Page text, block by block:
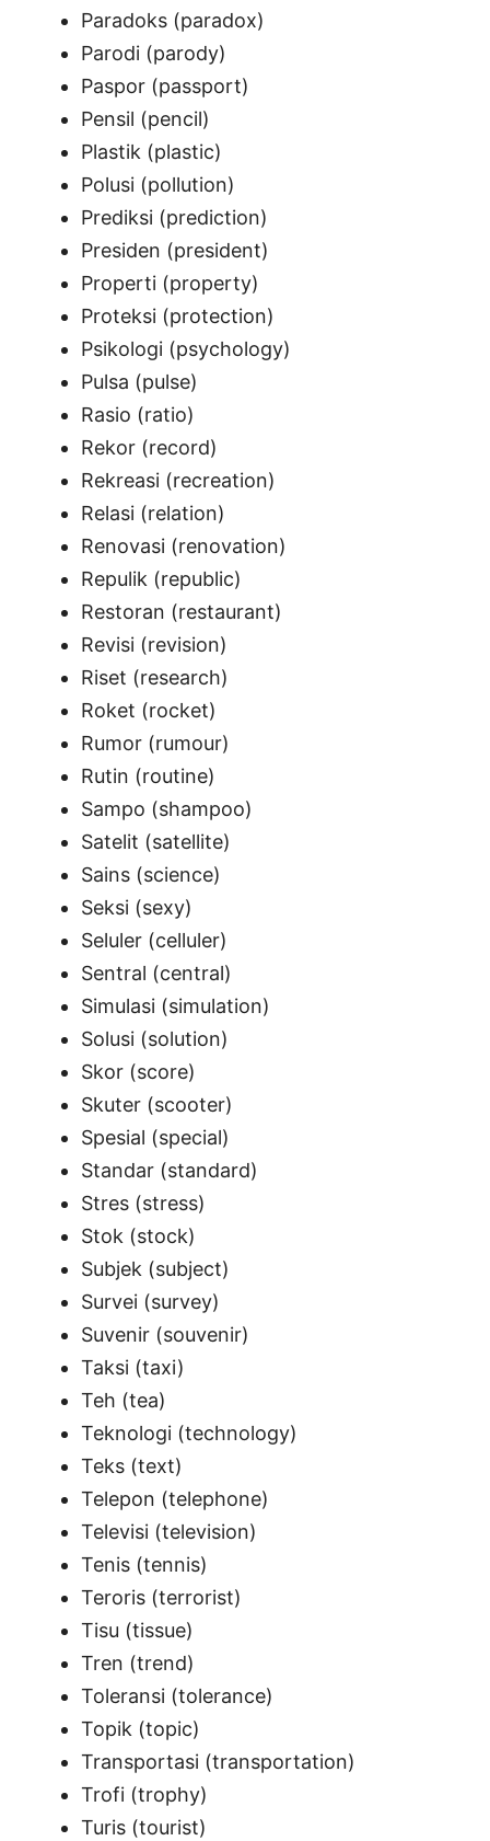
Paradoks (paradox)
Parodi (parody)
Paspor (passport)
Pensil (pencil)
Plastik (plastic)
Polusi (pollution)
Prediksi (prediction)
Presiden (president)
Properti (property)
Proteksi (protection)
Psikologi (psychology)
Pulsa (pulse)
Rasio (ratio)
Rekor (record)
Rekreasi (recreation)
Relasi (relation)
Renovasi (renovation)
Repulik (republic)
Restoran (restaurant)
Revisi (revision)
Riset (research)
Roket (rocket)
Rumor (rumour)
Rutin (routine)
Sampo (shampoo)
Satelit (satellite)
Sains (science)
Seksi (sexy)
Seluler (celluler)
Sentral (central)
Simulasi (simulation)
Solusi (solution)
Skor (score)
Skuter (scooter)
Spesial (special)
Standar (standard)
Stres (stress)
Stok (stock)
Subjek (subject)
Survei (survey)
Suvenir (souvenir)
Taksi (taxi)
Teh (tea)
Teknologi (technology)
Teks (text)
Telepon (telephone)
Televisi (television)
Tenis (tennis)
Teroris (terrorist)
Tisu (tissue)
Tren (trend)
Toleransi (tolerance)
Topik (topic)
Transportasi (transportation)
Trofi (trophy)
Turis (tourist)